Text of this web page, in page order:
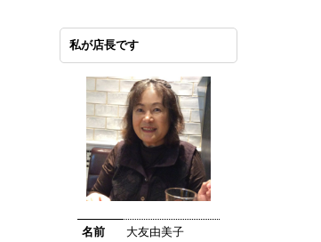
私が店長です
名前
大友由美子